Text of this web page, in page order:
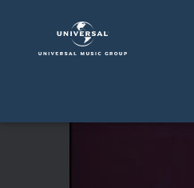
Live"-